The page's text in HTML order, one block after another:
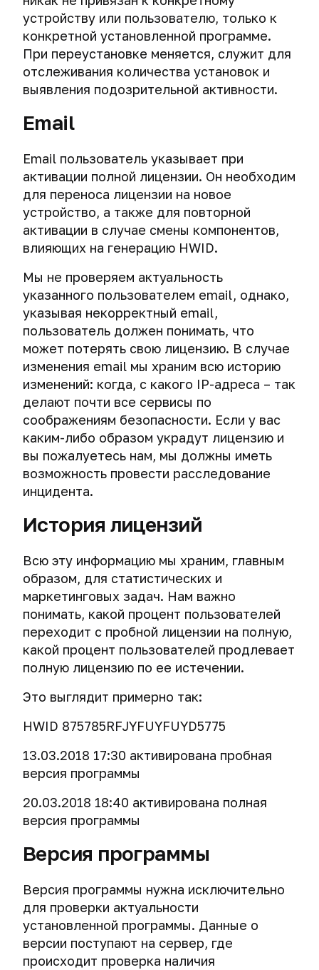
устройству или пользователю, только к
конкретной установленной программе.
При переустановке меняется, служит для
отслеживания количества установок и
выявления подозрительной активности.
Email
Email пользователь указывает при
активации полной лицензии. Он необходим
для переноса лицензии на новое
устройство, а также для повторной
активации в случае смены компонентов,
влияющих на генерацию HWID.
Мы не проверяем актуальность
указанного пользователем email, однако,
указывая некорректный email,
пользователь должен понимать, что
может потерять свою лицензию. В случае
изменения email мы храним всю историю
изменений: когда, с какого IP-адреса – так
делают почти все сервисы по
соображениям безопасности. Если у вас
каким-либо образом украдут лицензию и
вы пожалуетесь нам, мы должны иметь
возможность провести расследование
инцидента.
История лицензий
Всю эту информацию мы храним, главным
образом, для статистических и
маркетинговых задач. Нам важно
понимать, какой процент пользователей
переходит с пробной лицензии на полную,
какой процент пользователей продлевает
полную лицензию по ее истечении.
Это выглядит примерно так:
HWID 875785RFJYFUYFUYD5775
13.03.2018 17:30 активирована пробная
версия программы
20.03.2018 18:40 активирована полная
версия программы
Версия программы
Версия программы нужна исключительно
для проверки актуальности
установленной программы. Данные о
версии поступают на сервер, где
происходит проверка наличия